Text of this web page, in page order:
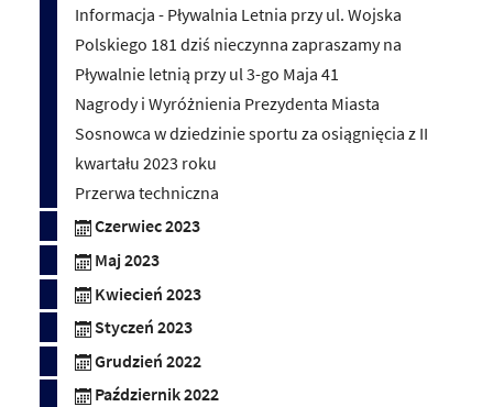
Informacja - Pływalnia Letnia przy ul. Wojska
Polskiego 181 dziś nieczynna zapraszamy na
Pływalnie letnią przy ul 3-go Maja 41
Nagrody i Wyróżnienia Prezydenta Miasta
Sosnowca w dziedzinie sportu za osiągnięcia z II
kwartału 2023 roku
Przerwa techniczna
Czerwiec 2023
Maj 2023
Kwiecień 2023
Styczeń 2023
Grudzień 2022
Październik 2022